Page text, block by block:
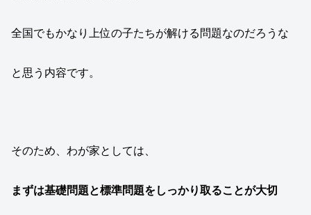
全国でもかなり上位の子たちが解ける問題なのだろうな
と思う内容です。
そのため、わが家としては、
まずは基礎問題と標準問題をしっかり取ることが大切